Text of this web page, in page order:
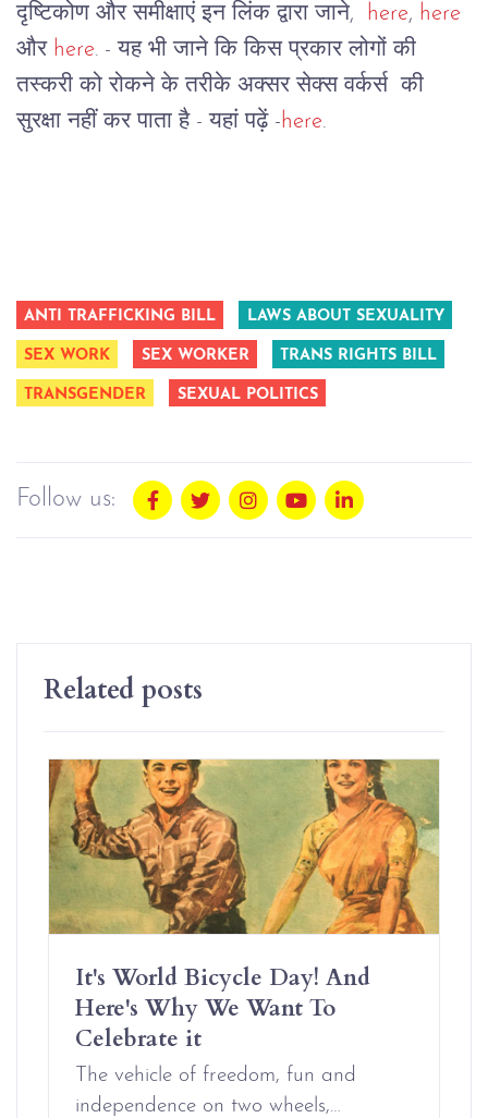
दृष्टिकोण और समीक्षाएं इन लिंक द्वारा जाने,
here, here
और here. - यह भी जाने कि किस प्रकार लोगों की
तस्करी को रोकने के तरीके अक्सर सेक्स वर्कर्स की
सुरक्षा नहीं कर पाता है - यहां पढ़ें -here.
ANTI TRAFFICKING BILL LAWS ABOUT SEXUALITY
SEX WORK SEX WORKER TRANS RIGHTS BILL
TRANSGENDER SEXUAL POLITICS
Follow us:
Related posts
It's World Bicycle Day! And
Here's Why We Want To
Celebrate it
The vehicle of freedom, fun and
independence on two wheels,…